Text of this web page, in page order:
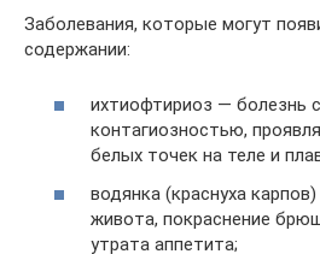
Заболевания, которые могут
содержании:
ихтиофтириоз — болезнь
контагиозностью,
белых точек на теле и
водянка (краснуха
живота, покраснение
утрата аппетита;